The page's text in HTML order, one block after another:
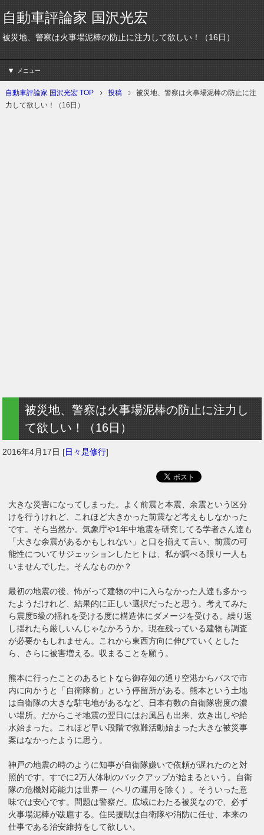
自動車評論家 国沢光宏
被災地、警察は火事場泥棒の防止に注力して欲しい！（16日）
メニュー
自動車評論家 国沢光宏 TOP 投稿
被災地、警察は火事場泥棒の防止に注
力して欲しい！（16日）
被災地、警察は火事場泥棒の防止に注力し
て欲しい！（16日）
2016年4月17日 [日々是修行]
大きな災害になってしまった。よく前震と本震、余震という区分
けを行うけれど、これほど大きかった前震など考えもしなかった
です。そら当然か。気象庁や1年中地震を研究してる学者さん達も
「大きな余震があるかもしれない」と口を揃えて言い、前震の可
能性についてサジェッションしたヒトは、私が調べる限り一人も
いませんでした。そんなものか？
最初の地震の後、怖がって建物の中に入らなかった人達も多かっ
たようだけれど、結果的に正しい選択だったと思う。考えてみた
ら震度5級の揺れを受ける度に構造体にダメージを受ける。繰り返
し揺れたら厳しいんじゃなかろうか。現在残っている建物も調査
が必要かもしれません。これから東西方向に伸びていくとした
ら、さらに被害増える。収まることを願う。
熊本に行ったことのあるヒトなら御存知の通り空港からバスで市
内に向かうと「自衛隊前」という停留所がある。熊本という土地
は自衛隊の大きな駐屯地があるなど、日本有数の自衛隊密度の濃
い場所。だからこそ地震の翌日にはお風呂も出来、炊き出しや給
水始まった。これほど早い段階で救難活動始まった大きな被災事
案はなかったように思う。
神戸の地震の時のように知事が自衛隊嫌いで依頼が遅れたのと対
照的です。すでに2万人体制のバックアップが始まるという。自衛
隊の危機対応能力は世界一（ヘリの運用を除く）。そういった意
味では安心です。問題は警察だ。広域にわたる被災なので、必ず
火事場泥棒が跋扈する。住民援助は自衛隊や消防に任せ、本来の
仕事である治安維持をして欲しい。